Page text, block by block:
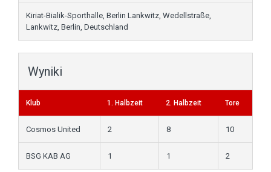
Kiriat-Bialik-Sporthalle, Berlin Lankwitz, Wedellstraße,
Lankwitz, Berlin, Deutschland
Wyniki
Klub 1. Halbzeit 2. Halbzeit Tore
Cosmos United 2 8 10
BSG KAB AG 1 1 2